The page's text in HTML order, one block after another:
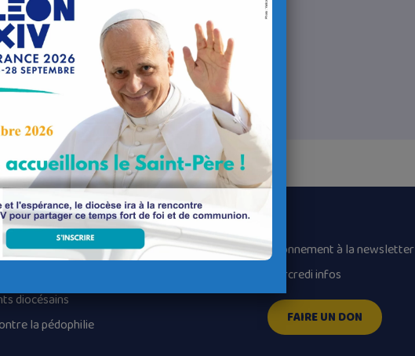
diocésains
la pédophilie
Abonnement à la newsletter
Mercredi infos
FAIRE UN DON